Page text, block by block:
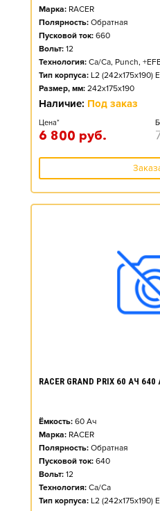
Марка: RACER
Полярность: Обратная
Пусковой ток: 660
Вольт: 12
Технология: Ca/Ca, Punch,
Тип корпуса: L2 (242x175x190)
Размер, мм: 242x175x190
Наличие: Под заказ
Цена*
6 800 руб.
RACER GRAND PRIX 60 АЧ
Ёмкость: 60 Ач
Марка: RACER
Полярность: Обратная
Пусковой ток: 640
Вольт: 12
Технология: Ca/Ca
Тип корпуса: L2 (242x175x190)